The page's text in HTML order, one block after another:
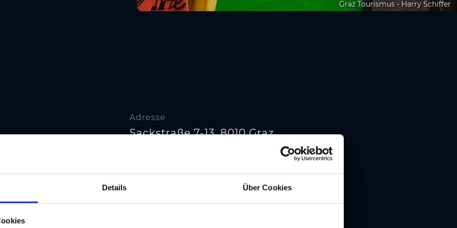
Details Über Cookies
Graz Tourismus - Harry Schiffer
Adresse
Sackstraße 7-13, 8010 Graz
+43/316/870-0